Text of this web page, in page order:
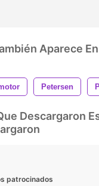
Aparece
Petersen
Descargaron
patrocinados